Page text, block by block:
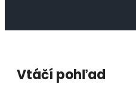
Vtáčí pohľad